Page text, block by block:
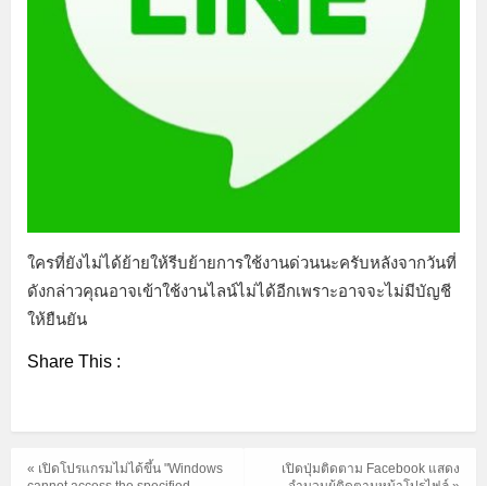
ใครที่ยังไม่ได้ย้ายให้รีบย้ายการใช้งานด่วนนะครับหลังจากวันที่
ดังกล่าวคุณอาจเข้าใช้งานไลน์ไม่ได้อีกเพราะอาจจะไม่มีบัญชี
ให้ยืนยัน
Share This :
เปิดปุ่มติดตาม Facebook แสดง
« เปิดโปรแกรมไม่ได้ขึ้น "Windows